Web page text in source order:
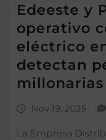
Edeeste y
operativo
eléctrico
detectan
millonarias
Nov 19, 2025
La Empresa